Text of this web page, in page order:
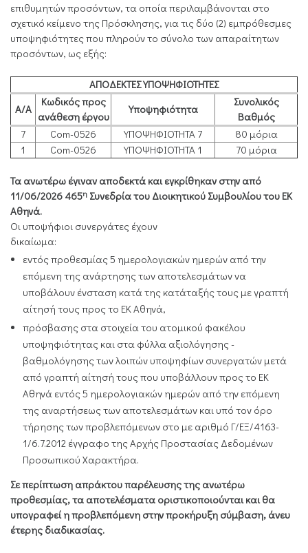
επιθυμητών προσόντων, τα οποία περιλαμβάνονται στο
σχετικό κείμενο της Πρόσκλησης, για τις δύο (2) εμπρόθεσμες
υποψηφιότητες που πληρούν το σύνολο των απαραίτητων
προσόντων, ως εξής:
ΑΠΟΔΕΚΤΕΣ ΥΠΟΨΗΦΙΟΤΗΤΕΣ
Α/Α
Κωδικός προς
ανάθεση έργου
Υποψηφιότητα
Συνολικός
Βαθμός
7
Com-0526 ΥΠΟΨΗΦΙΟΤΗΤΑ 7
80 μόρια
1
Com-0526 ΥΠΟΨΗΦΙΟΤΗΤΑ 1 70 μόρια
Τα ανωτέρω έγιναν αποδεκτά και εγκρίθηκαν στην από
11/06/2026 465η Συνεδρία του Διοικητικού Συμβουλίου του ΕΚ
Αθηνά.
Οι υποψήφιοι συνεργάτες έχουν
δικαίωμα:
εντός προθεσμίας 5 ημερολογιακών ημερών από την
επόμενη της ανάρτησης των αποτελεσμάτων να
υποβάλουν ένσταση κατά της κατάταξής τους με γραπτή
αίτησή τους προς το ΕΚ Αθηνά,
πρόσβασης στα στοιχεία του ατομικού φακέλου
υποψηφιότητας και στα φύλλα αξιολόγησης -
βαθμολόγησης των λοιπών υποψηφίων συνεργατών μετά
από γραπτή αίτησή τους που υποβάλλουν προς το ΕΚ
Αθηνά εντός 5 ημερολογιακών ημερών από την επόμενη
της αναρτήσεως των αποτελεσμάτων και υπό τον όρο
τήρησης των προβλεπόμενων στο με αριθμό Γ/ΕΞ/4163-
1/6.7.2012 έγγραφο της Αρχής Προστασίας Δεδομένων
Προσωπικού Χαρακτήρα.
Σε περίπτωση απράκτου παρέλευσης της ανωτέρω
προθεσμίας, τα αποτελέσματα οριστικοποιούνται και θα
υπογραφεί η προβλεπόμενη στην προκήρυξη σύμβαση, άνευ
έτερης διαδικασίας.